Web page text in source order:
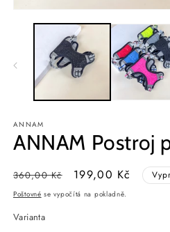
multimédia
modálním
okně
ANNAM
ANNAM Postroj
Běžná
cena
360,00 Kč
Výprodejová
cena
199,00 Kč
Poštovné se vypočítá na pokladně.
Varianta